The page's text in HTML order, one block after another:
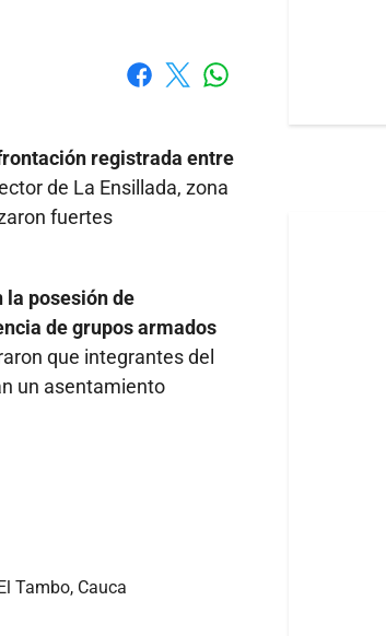
registrada entre
de La Ensillada, zona
fuertes
posesión de
de grupos armados
que integrantes del
un asentamiento
Tambo, Cauca